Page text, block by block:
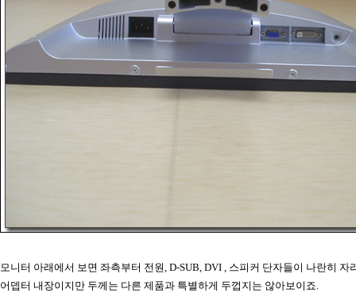
모니터 아래에서 보면 좌측부터 전원, D-SUB, DVI , 스피커 단자들이 나란히 자
어뎁터 내장이지만 두께는 다른 제품과 특별하게 두껍지는 않아보이죠.